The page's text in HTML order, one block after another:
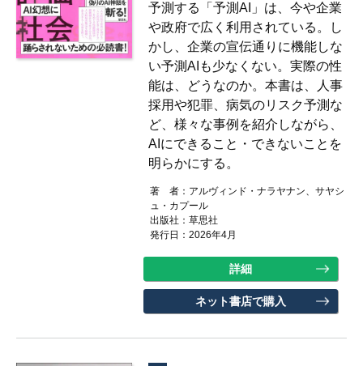
予測する「予測AI」は、今や企業
や政府で広く利用されている。し
かし、企業の宣伝通りに機能しな
い予測AIも少なくない。実際の性
能は、どうなのか。本書は、人事
採用や犯罪、病気のリスク予測な
ど、様々な事例を紹介しながら、
AIにできること・できないことを
明らかにする。
著 者： アルヴィンド・ナラヤナン、サヤシ
ュ・カプール
出版社： 草思社
発行日：2026年4月
詳細
ネット書店で購入